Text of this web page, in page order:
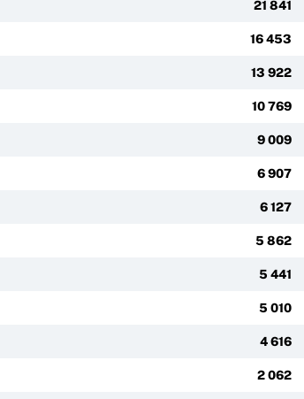
21 841
16 453
13 922
10 769
9 009
6 907
6 127
5 862
5 441
5 010
4 616
2 062